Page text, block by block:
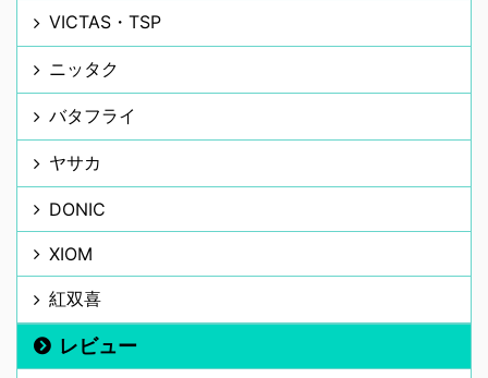
VICTAS・TSP
ニッタク
バタフライ
ヤサカ
DONIC
XIOM
紅双喜
レビュー